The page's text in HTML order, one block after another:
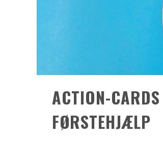
ACTION-
FØRSTEHJÆLP